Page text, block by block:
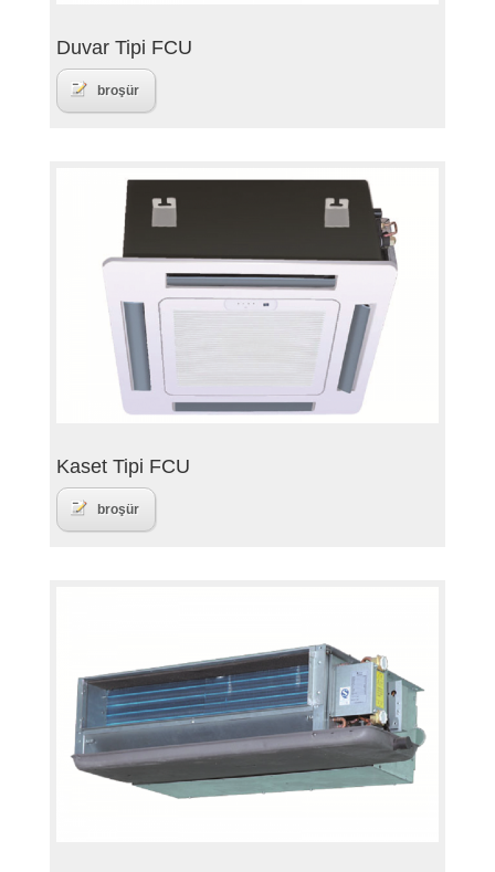
Duvar Tipi FCU
broşür
Kaset Tipi FCU
broşür